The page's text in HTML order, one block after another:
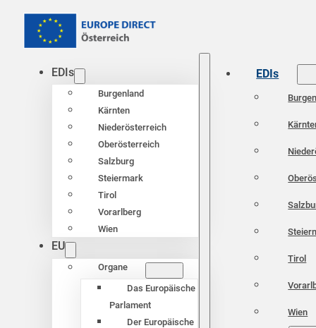
EDIs
Burgenland
Kärnten
Niederösterreich
Oberösterreich
Salzburg
Steiermark
Tirol
Vorarlberg
Wien
EU
Organe
Das Europäische
Parlament
Der Europäische
EDIs
Tirol
Wien